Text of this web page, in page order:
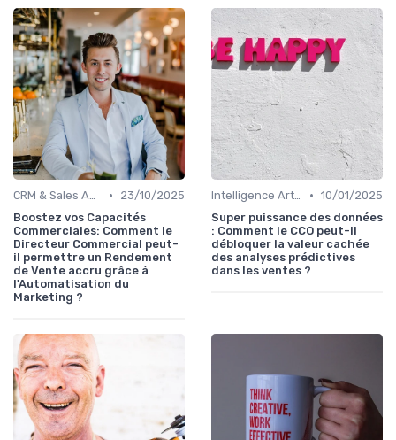
CRM & Sales Automation •
23/10/2025
Boostez vos Capacités
Commerciales: Comment le
Directeur Commercial peut-
il permettre un Rendement
de Vente accru grâce à
l'Automatisation du
Marketing ?
Intelligence Artificielle pour les ventes • 10/01/2025
Super puissance des données
: Comment le CCO peut-il
débloquer la valeur cachée
des analyses prédictives
dans les ventes ?